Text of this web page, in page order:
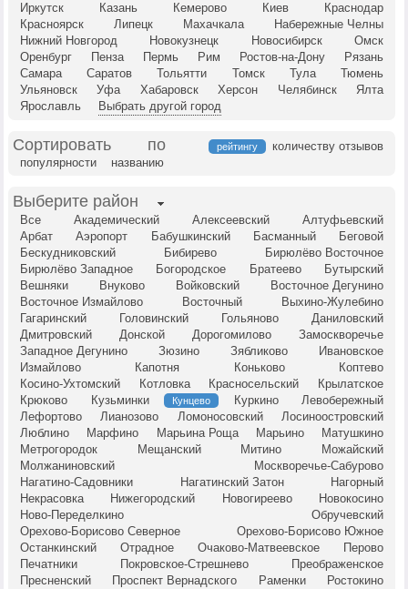
Иркутск
Казань Кемерово Киев
Краснодар
Красноярск
Липецк Махачкала
Набережные Челны
Нижний Новгород
Новокузнецк Новосибирск
Омск
Оренбург
Пенза Пермь Рим Ростов-на-Дону
Рязань
Самара
Саратов Тольятти Томск Тула
Тюмень
Ульяновск
Уфа Хабаровск Херсон Челябинск
Ялта
Ярославль
Выбрать другой город
Сортировать по рейтингу
количеству отзывов
популярности
названию
Выберите район
Все Академический Алексеевский
Алтуфьевский
Арбат
Аэропорт Бабушкинский Басманный
Беговой
Бескудниковский
Бибирево
Бирюлёво Восточное
Бирюлёво Западное
Богородское Братеево
Бутырский
Вешняки
Внуково Войковский
Восточное Дегунино
Восточное Измайлово
Восточный
Выхино-Жулебино
Гагаринский
Головинский Гольяново
Даниловский
Дмитровский
Донской Дорогомилово
Замоскворечье
Западное Дегунино
Зюзино Зябликово
Ивановское
Измайлово
Капотня Коньково
Коптево
Косино-Ухтомский
Котловка Красносельский
Крылатское
Крюково
Кузьминки Кунцево Куркино
Левобережный
Лефортово
Лианозово Ломоносовский
Лосиноостровский
Люблино
Марфино Марьина Роща Марьино
Матушкино
Метрогородок
Мещанский Митино
Можайский
Молжаниновский
Москворечье-Сабурово
Нагатино-Садовники
Нагатинский Затон
Нагорный
Некрасовка
Нижегородский Новогиреево
Новокосино
Ново-Переделкино
Обручевский
Орехово-Борисово Северное
Орехово-Борисово Южное
Останкинский
Отрадное Очаково-Матвеевское
Перово
Печатники
Покровское-Стрешнево
Преображенское
Пресненский
Проспект Вернадского Раменки
Ростокино